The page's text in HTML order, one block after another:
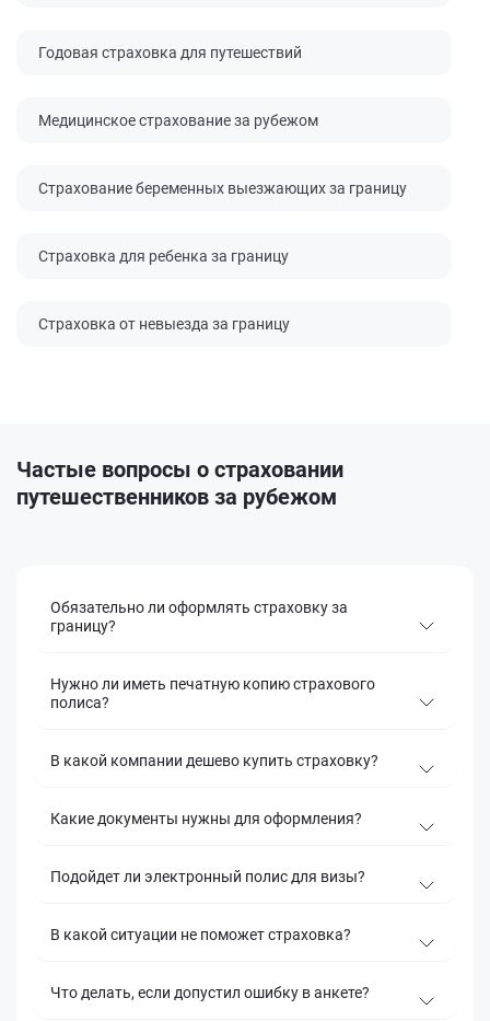
Годовая страховка для путешествий
Медицинское страхование за рубежом
Страхование беременных выезжающих за границу
Страховка для ребенка за границу
Страховка от невыезда за границу
Частые вопросы о страховании
путешественников за рубежом
Обязательно ли оформлять страховку за
границу?
Нужно ли иметь печатную копию страхового
полиса?
В какой компании дешево купить страховку?
Какие документы нужны для оформления?
Подойдет ли электронный полис для визы?
В какой ситуации не поможет страховка?
Что делать, если допустил ошибку в анкете?